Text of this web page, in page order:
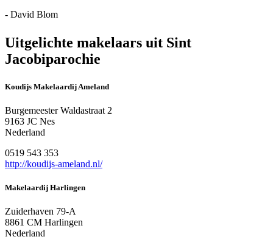
- David Blom
Uitgelichte makelaars uit Sint
Jacobiparochie
Koudijs Makelaardij Ameland
Burgemeester Waldastraat 2
9163 JC Nes
Nederland
0519 543 353
http://koudijs-ameland.nl/
Makelaardij Harlingen
Zuiderhaven 79-A
8861 CM Harlingen
Nederland